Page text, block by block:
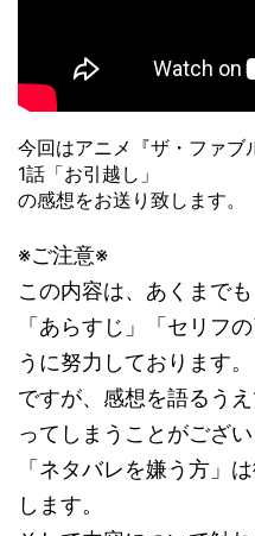
今回はアニメ『ザ・ファブ
1話「お引越し」
の感想をお送り致します。
※ご注意※
この内容は、あくまで
「あらすじ」「セリフ
うに努力しております。
ですが、感想を語るう
ってしまうことがござい
「ネタバレを嫌う方」
します。